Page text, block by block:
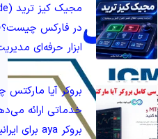
ابزار حرفه‌ای
بروکر آیا
خدماتی ارائه
بروکر aya برای ایرانیان!